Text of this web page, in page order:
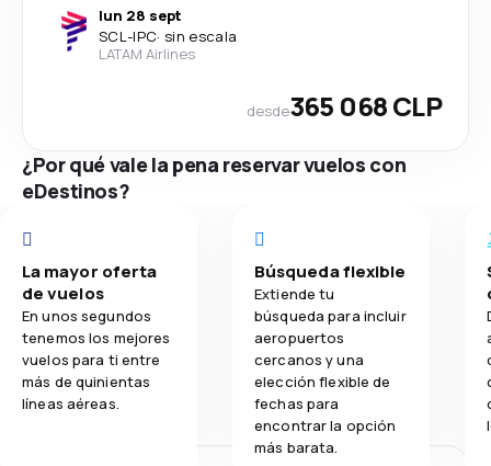
lun 28 sept
SCL-IPC· sin escala
LATAM Airlines
desde365 068 CLP
¿Por qué vale la pena reservar vuelos con
eDestinos?
La mayor oferta
de vuelos
En unos segundos
tenemos los mejores
vuelos para ti entre
más de quinientas
líneas aéreas.
Búsqueda flexible
Extiende tu
búsqueda para incluir
aeropuertos
cercanos y una
elección flexible de
fechas para
encontrar la opción
más barata.